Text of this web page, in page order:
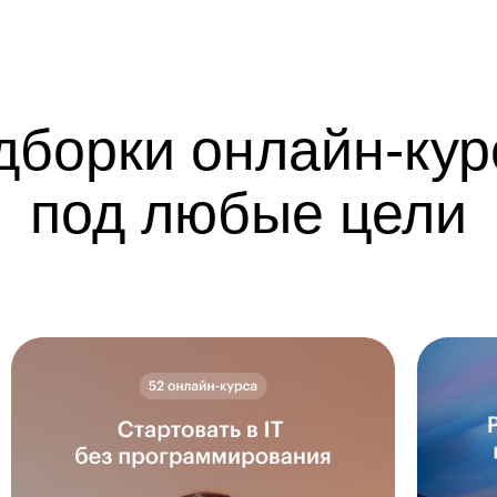
онлайн-
под любые цели